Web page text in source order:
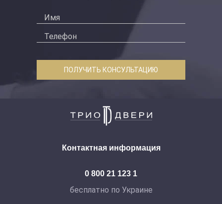
ПОЛУЧИТЬ КОНСУЛЬТАЦИЮ
Контактная информация
0 800 21 123 1
бесплатно по Украине